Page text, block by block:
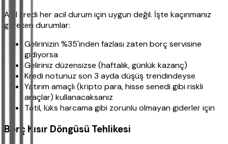
Acil kredi her acil durum için uygun değil. İşte kaçınmanız
gereken durumlar:
Gelirinizin %35'inden fazlası zaten borç servisine
gidiyorsa
Geliriniz düzensizse (haftalık, günlük kazanç)
Kredi notunuz son 3 ayda düşüş trendindeyse
Yatırım amaçlı (kripto para, hisse senedi gibi riskli
araçlar) kullanacaksanız
Tatil, lüks harcama gibi zorunlu olmayan giderler için
Borç Kısır Döngüsü Tehlikesi